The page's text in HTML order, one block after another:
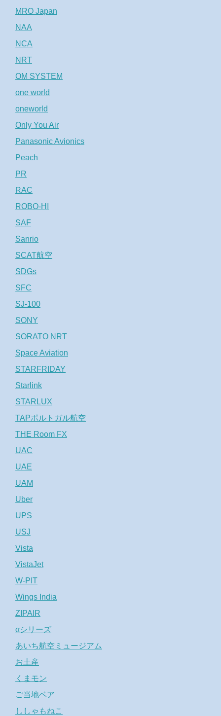
MRO Japan
NAA
NCA
NRT
OM SYSTEM
one world
oneworld
Only You Air
Panasonic Avionics
Peach
PR
RAC
ROBO-HI
SAF
Sanrio
SCAT航空
SDGs
SFC
SJ-100
SONY
SORATO NRT
Space Aviation
STARFRIDAY
Starlink
STARLUX
TAPポルトガル航空
THE Room FX
UAC
UAE
UAM
Uber
UPS
USJ
Vista
VistaJet
W-PIT
Wings India
ZIPAIR
αシリーズ
あいち航空ミュージアム
お土産
くまモン
ご当地ベア
ししゃもねこ